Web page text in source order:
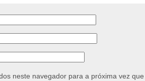
neste navegador para a próxima vez